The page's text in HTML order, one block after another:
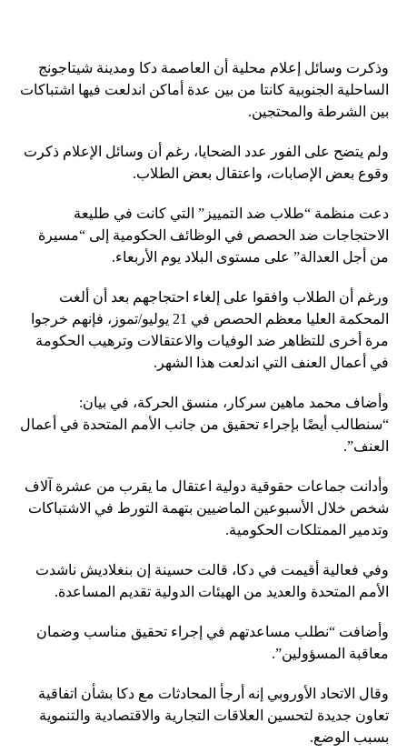
وذكرت وسائل إعلام محلية أن العاصمة دكا ومدينة شيتاجونج
الساحلية الجنوبية كانتا من بين عدة أماكن اندلعت فيها اشتباكات
بين الشرطة والمحتجين.
ولم يتضح على الفور عدد الضحايا، رغم أن وسائل الإعلام ذكرت
وقوع بعض الإصابات، واعتقال بعض الطلاب.
دعت منظمة “طلاب ضد التمييز” التي كانت في طليعة
الاحتجاجات ضد الحصص في الوظائف الحكومية إلى “مسيرة
من أجل العدالة” على مستوى البلاد يوم الأربعاء.
ورغم أن الطلاب وافقوا على إلغاء احتجاجهم بعد أن ألغت
المحكمة العليا معظم الحصص في 21 يوليو/تموز، فإنهم خرجوا
مرة أخرى للتظاهر ضد الوفيات والاعتقالات وترهيب الحكومة
في أعمال العنف التي اندلعت هذا الشهر.
وأضاف محمد ماهين سركار، منسق الحركة، في بيان:
“سنطالب أيضًا بإجراء تحقيق من جانب الأمم المتحدة في أعمال
العنف”.
وأدانت جماعات حقوقية دولية اعتقال ما يقرب من عشرة آلاف
شخص خلال الأسبوعين الماضيين بتهمة التورط في الاشتباكات
وتدمير الممتلكات الحكومية.
وفي فعالية أقيمت في دكا، قالت حسينة إن بنغلاديش ناشدت
الأمم المتحدة والعديد من الهيئات الدولية تقديم المساعدة.
وأضافت “نطلب مساعدتهم في إجراء تحقيق مناسب وضمان
معاقبة المسؤولين”.
وقال الاتحاد الأوروبي إنه أرجأ المحادثات مع دكا بشأن اتفاقية
تعاون جديدة لتحسين العلاقات التجارية والاقتصادية والتنموية
بسبب الوضع.